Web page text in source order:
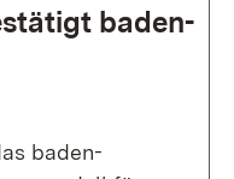
baden-
baden-